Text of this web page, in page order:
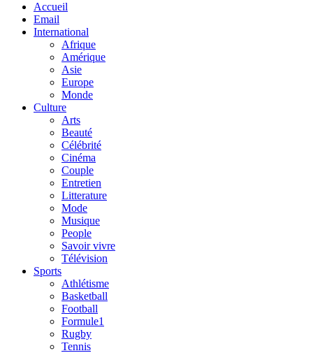
Accueil
Email
International
Afrique
Amérique
Asie
Europe
Monde
Culture
Arts
Beauté
Célébrité
Cinéma
Couple
Entretien
Litterature
Mode
Musique
People
Savoir vivre
Télévision
Sports
Athlétisme
Basketball
Football
Formule1
Rugby
Tennis